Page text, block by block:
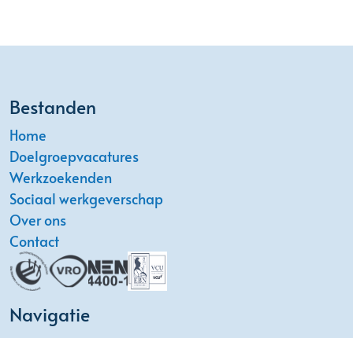
Bestanden
Home
Doelgroepvacatures
Werkzoekenden
Sociaal werkgeverschap
Over ons
Contact
Navigatie